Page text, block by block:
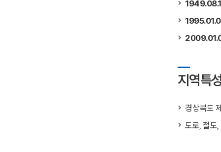
지역특
경상북도
도로, 철도,